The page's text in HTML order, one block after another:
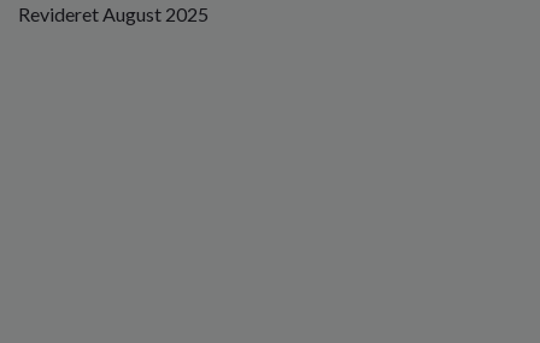
Revideret August 2025